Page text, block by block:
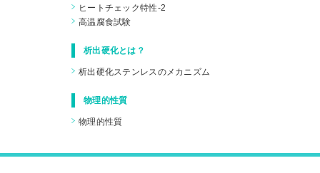
ヒートチェック特性-2
高温腐食試験
析出硬化とは？
析出硬化ステンレスのメカニズム
物理的性質
物理的性質